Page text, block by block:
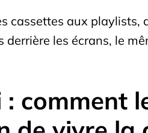
aux playlists,
les écrans, le
comment